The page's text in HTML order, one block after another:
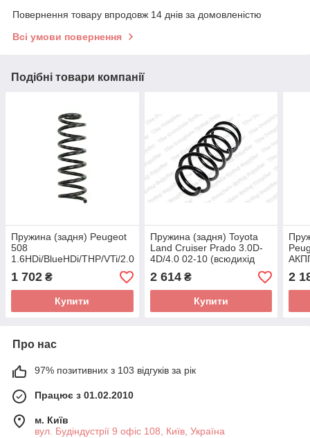
Повернення товару впродовж 14 днів за домовленістю
Всі умови повернення
Подібні товари компанії
Пружина (задня) Peugeot
508
1.6HDi/BlueHDi/THP/VTi/2.0
HDi 10-18 (седан)
4266767 (LESJOFORS)
1 702 ₴
Купити
Пружина (задня) Toyota
Land Cruiser Prado 3.0D-
4D/4.0 02-10 (всюдихід
закритий) (5 дверей)
4292606 (LESJOFORS)
2 614₴
Купити
2
Про нас
97% позитивних з 103 відгуків за рік
Працює з 01.02.2010
м. Київ
вул. Будіндустрії 9 офіс 108, Київ, Україна